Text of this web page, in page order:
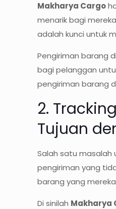
Makharya Cargo
menarik bagi
adalah kunci untuk
Pengiriman barang
bagi pelanggan
pengiriman barang
2.
Tujuan
Salah satu masalah
pengiriman yang
barang yang mereka
Di sinilah Makharya